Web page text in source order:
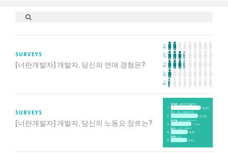
SURVEYS
[너란개발자] 개발자, 당신의 연애 경험은?
SURVEYS
[너란개발자] 개발자, 당신의 노동요 장르는?